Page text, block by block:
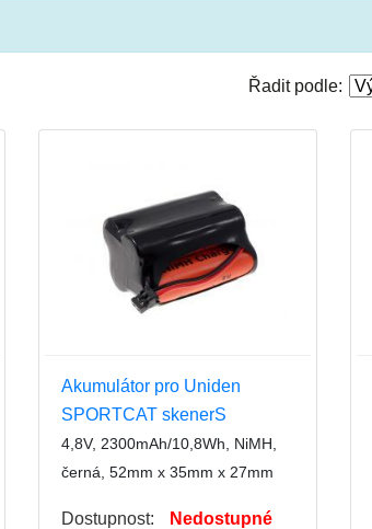
Řadit podle:
Akumulátor pro Uniden
SPORTCAT skenerS
4,8V, 2300mAh/10,8Wh, NiMH,
černá, 52mm x 35mm x 27mm
Dostupnost: Nedostupné